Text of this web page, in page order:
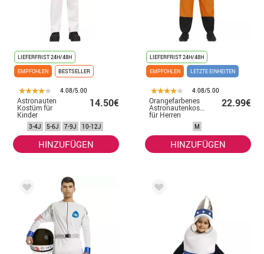
LIEFERFRIST 24H/48H
EMPFOHLEN
BESTSELLER
4.08/5.00
Astronauten
Kostüm für
Kinder
14.50€
3-4J 5-6J 7-9J 10-12J
HINZUFÜGEN
LIEFERFRIST 24H/48H
EMPFOHLEN
LETZTE EINHEITEN
4.08/5.00
Orangefarbenes
Astronautenkostüm
für Herren
22.99€
M
HINZUFÜGEN